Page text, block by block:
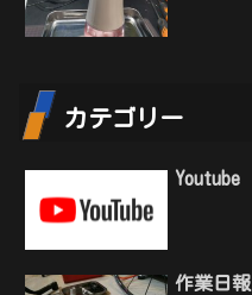
カテゴリー
Youtube
作業日報